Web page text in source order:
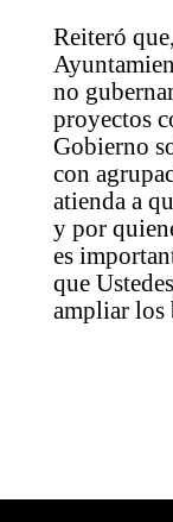
Reiteró
no
proyectos
Gobierno
con
atienda a
y por
es
que
ampliar los